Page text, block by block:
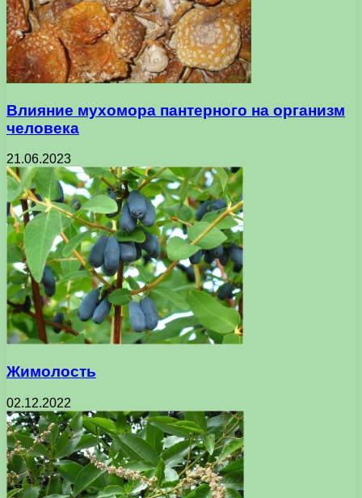
Влияние мухомора пантерного на организм
человека
21.06.2023
Жимолость
02.12.2022